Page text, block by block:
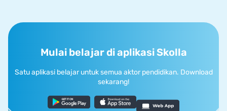
Mulai belajar di aplikasi Skolla
Satu aplikasi belajar untuk semua aktor pendidikan. Download
sekarang!